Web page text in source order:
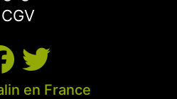
CGV
en France